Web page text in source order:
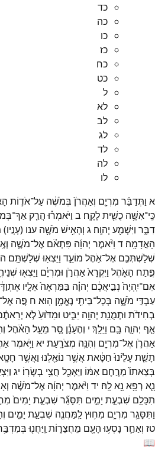
כד
כה
כו
כז
כח
כט
ל
לא
לב
לג
לד
לה
לו
א וַתְּדַבֵּ֨ר מִרְיָ֤ם וְאַהֲרֹן֙ בְּמֹשֶׁ֔ה עַל־אֹד֛וֹת
כִּֽי־אִשָּׁ֥ה כֻשִׁ֖יתלָקָֽח׃ ב וַיֹּאמְר֗וּ הֲרַ֤ק אַךְ־
דִבֵּ֑ר וַיִּשְׁמַ֖ע יְהוָֽה׃ ג וְהָאִ֥ישׁ מֹשֶׁ֖ה ענו (עָנָ֣יו)
הָאֲדָמָֽה׃ ד וַיֹּ֨אמֶר יְהוָ֜ה פִּתְאֹ֗ם אֶל־מֹשֶׁ֤ה
שְׁלָשְׁתְּכֶ֖ם אֶל־אֹ֣הֶל מוֹעֵ֑ד וַיֵּצְא֖וּ שְׁלָשְׁתָּֽם׃ ה
פֶּ֣תַח הָאֹ֑הֶל וַיִּקְרָא֙אַהֲרֹ֣ן וּמִרְיָ֔ם וַיֵּצְא֖וּ
אִם־יִֽהְיֶה֙ נְבִ֣יאֲכֶ֔ם יְהוָ֗ה בַּמַּרְאָה֙אֵלָ֣יו
עַבְדִּ֣י מֹשֶׁ֑ה בְּכָל־בֵּיתִ֖י נֶאֱמָ֥ן הֽוּא׃ ח פֶּ֣ה אֶל־
בְחִידֹ֔ת וּתְמֻנַ֥ת יְהוָ֖ה יַבִּ֑יט וּמַדּ֙וּעַ֙לֹ֣א
אַ֧ף יְהוָ֛ה בָּ֖ם וַיֵּלַֽךְ׃ י וְהֶעָנָ֗ן סָ֚ר מֵעַ֣ל הָאֹ֔הֶל
אַהֲרֹ֛ן אֶל־מִרְיָ֖ם וְהִנֵּ֥ה מְצֹרָֽעַת׃ יא וַיֹּ֥אמֶר
תָשֵׁ֤תעָלֵ֙ינוּ֙ חַטָּ֔אתאֲשֶׁ֥ר נוֹאַ֖לְנוּ וַאֲשֶׁ֥ר
בְּצֵאתוֹ֙ מֵרֶ֣חֶם אִמּ֔וֹ וַיֵּאָכֵ֖ל חֲצִ֥י בְשָׂרֽוֹ׃ יג
נָ֛א רְפָ֥א נָ֖אלָֽהּ׃ יד וַיֹּ֨אמֶר יְהוָ֜ה אֶל־מֹשֶׁ֗ה
תִכָּלֵ֖ם שִׁבְעַ֣ת יָמִ֑ים תִּסָּגֵ֞ר שִׁבְעַ֤ת יָמִים֙
וַתִּסָּגֵ֥ר מִרְיָ֛ם מִח֥וּץלַֽמַּחֲנֶ֖ה שִׁבְעַ֣ת יָמִ֑ים
טז וְאַחַ֛ר נָסְע֥וּ הָעָ֖ם מֵחֲצֵר֑וֹת וַֽיַּחֲנ֖וּ
📖